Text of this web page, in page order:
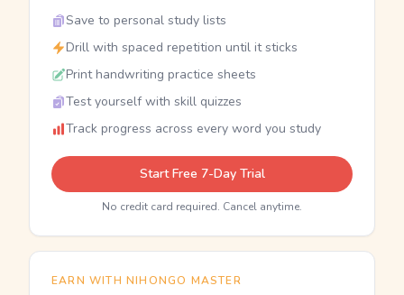
Save to personal study lists
Drill with spaced repetition until it sticks
Print handwriting practice sheets
Test yourself with skill quizzes
Track progress across every word you study
Start Free 7-Day Trial
No credit card required. Cancel anytime.
EARN WITH NIHONGO MASTER